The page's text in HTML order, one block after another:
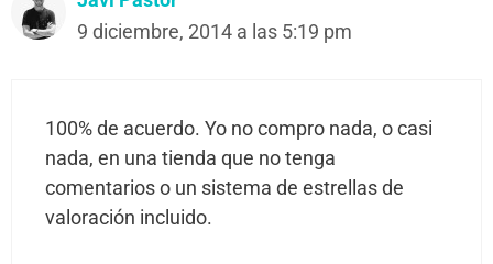
9 diciembre, 2014 a las 5:19 pm
100% de acuerdo. Yo no compro nada, o casi
nada, en una tienda que no tenga
comentarios o un sistema de estrellas de
valoración incluido.